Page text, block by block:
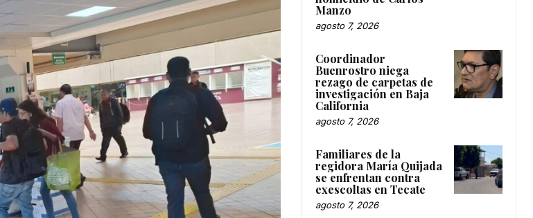
Manzo
agosto 7, 2026
Coordinador
Buenrostro niega
rezago de carpetas de
investigación en Baja
California
agosto 7, 2026
Familiares de la
regidora María Quijada
se enfrentan contra
exescoltas en Tecate
agosto 7, 2026